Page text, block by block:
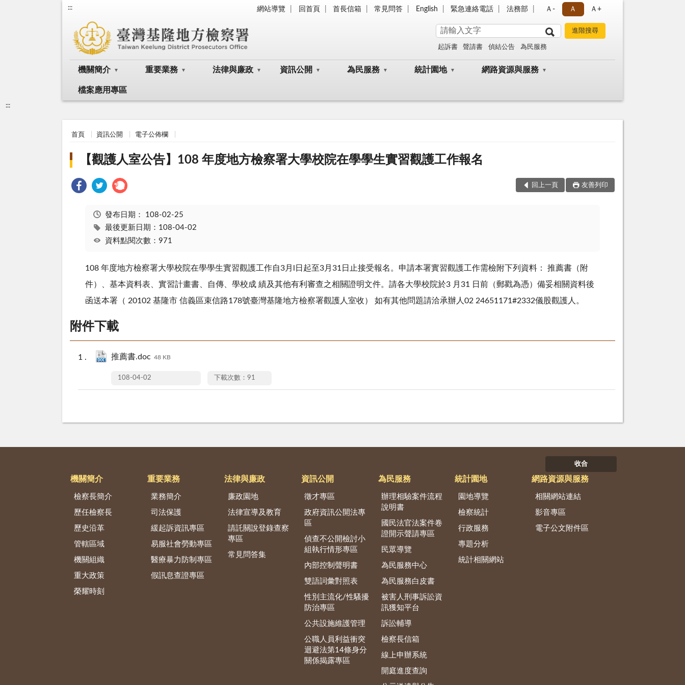
::: 網站導覽 回首頁 首長信箱 常見問答 English 緊急連絡電話 法務部 Ａ- Ａ Ａ+
起訴書 聲請書 偵結公告 為民服務
機關簡介 重要業務 法律與廉政 資訊公開 為民服務 統計園地 網路資源與服務
檔案應用專區
:::
首頁 資訊公開 電子公佈欄
【觀護人室公告】108 年度地方檢察署大學校院在學學生實習觀護工作報名
回上一頁 友善列印
發布日期： 108-02-25
最後更新日期：108-04-02
資料點閱次數：971
108 年度地方檢察署大學校院在學學生實習觀護工作自3月l日起至3月31日止接受報名。申請本署實習觀護工作需檢附下列資料： 推薦書（附
件）、基本資料表、實習計畫書、自傳、學校成 績及其他有利審查之相關證明文件。請各大學校院於3 月31 日前（郵戳為憑）備妥相關資料後
函送本署（ 20102 基隆市 信義區束信路178號臺灣基隆地方檢察署觀護人室收） 如有其他問題請洽承辦人02 24651171#2332儀股觀護人。
附件下載
推薦書.doc 48 KB
108-04-02 下載次數：91
收合
機關簡介
檢察長簡介
歷任檢察長
歷史沿革
管轄區域
機關組織
重大政策
榮耀時刻
重要業務
業務簡介
司法保護
緩起訴資訊專區
易服社會勞動專區
醫療暴力防制專區
假訊息查證專區
法律與廉政
廉政園地
法律宣導及教育
請託關說登錄查察
專區
常見問答集
資訊公開
徵才專區
政府資訊公開法專
區
偵查不公開檢討小
組執行情形專區
內部控制聲明書
雙語詞彙對照表
性別主流化/性騷擾
防治專區
公共設施維護管理
公職人員利益衝突
迴避法第14條身分
關係揭露專區
為民服務
辦理相驗案件流程
說明書
國民法官法案件卷
證開示聲請專區
民眾導覽
為民服務中心
為民服務白皮書
被害人刑事訴訟資
訊獲知平台
訴訟輔導
檢察長信箱
線上申辦系統
開庭進度查詢
統計園地
園地導覽
檢察統計
行政服務
專題分析
統計相關網站
網路資源與服務
相關網站連結
影音專區
電子公文附件區